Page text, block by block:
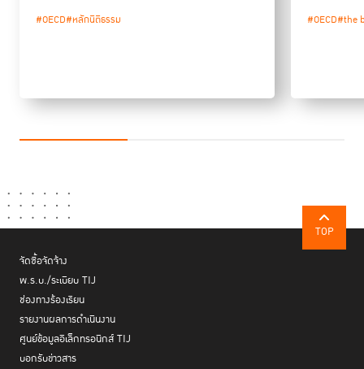
#OECD#หลักนิติธรรม #OECD#the
TOP
จัดซื้อจัดจ้าง
พ.ร.บ./ระเบียบ TIJ
ช่องทางร้องเรียน
รายงานผลการดำเนินงาน
ศูนย์ข้อมูลอิเล็กทรอนิกส์ TIJ
บอกรับข่าวสาร